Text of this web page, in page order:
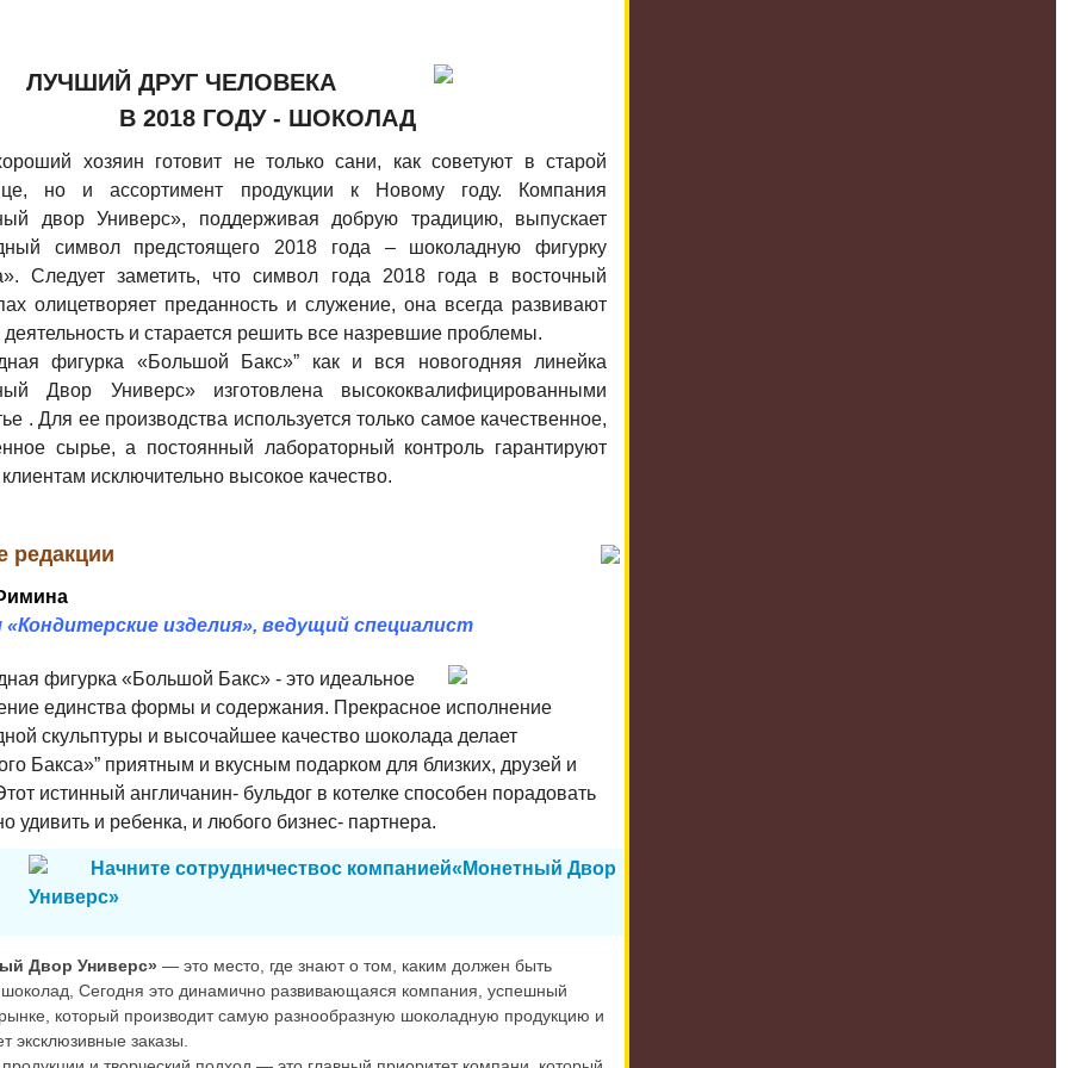
ЛУЧШИЙ ДРУГ ЧЕЛОВЕКА
В 2018 ГОДУ - ШОКОЛАД
хозяин готовит не только сани, как советуют в старой
но и ассортимент продукции к Новому году. Компания
двор Универс», поддерживая добрую традицию, выпускает
символ предстоящего 2018 года – шоколадную фигурку
Следует заметить, что символ года 2018 года в восточный
олицетворяет преданность и служение, она всегда развивают
деятельность и старается решить все назревшие проблемы.
фигурка «Большой Бакс»” как и вся новогодняя линейка
Двор Универс» изготовлена высококвалифицированными
. Для ее производства используется только самое качественное,
сырье, а постоянный лабораторный контроль гарантируют
исключительно высокое качество.
редакции
изделия», ведущий специалист
фигурка «Большой Бакс» - это идеальное
единства формы и содержания. Прекрасное исполнение
скульптуры и высочайшее качество шоколада делает
Бакса»” приятным и вкусным подарком для близких, друзей и
истинный англичанин- бульдог в котелке способен порадовать
удивить и ребенка, и любого бизнес- партнера.
Начните сотрудничествос компанией«Монетный Двор
Универс»
Двор Универс» — это место, где знают о том, каким должен быть
Сегодня это динамично развивающаяся компания, успешный
который производит самую разнообразную шоколадную продукцию и
эксклюзивные заказы.